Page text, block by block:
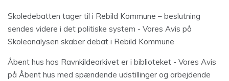
Skoledebatten tager til i Rebild Kommune – beslutning
sendes videre i det politiske system - Vores Avis på
Skoleanalysen skaber debat i Rebild Kommune
Åbent hus hos Ravnkildearkivet er i biblioteket - Vores Avis
på Åbent hus med spændende udstillinger og arbejdende